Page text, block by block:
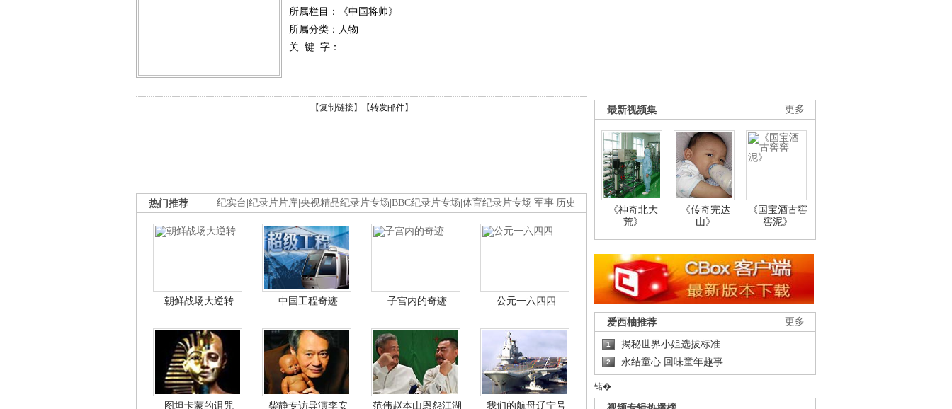
所属栏目：
《中国将帅》
所属分类：人物
关 键 字：
【复制链接】【转发邮件】
纪实台 纪录片片库 央视精品纪录片专场 BBC纪录片专场 体育纪录片专场 军事 历史
热门推荐
朝鲜战场大逆转 中国工程奇迹 子宫内的奇迹 公元一六四四
图坦卡蒙的诅咒 柴静专访导演李安 范伟赵本山恩怨江湖 我们的航母辽宁号
更多
最新视频集
《神奇北大
荒》
《传奇完达
山》
《国宝酒古窖
窖泥》
更多
爱西柚推荐
1 揭秘世界小姐选拔标准
2 永结童心 回味童年趣事
锘�